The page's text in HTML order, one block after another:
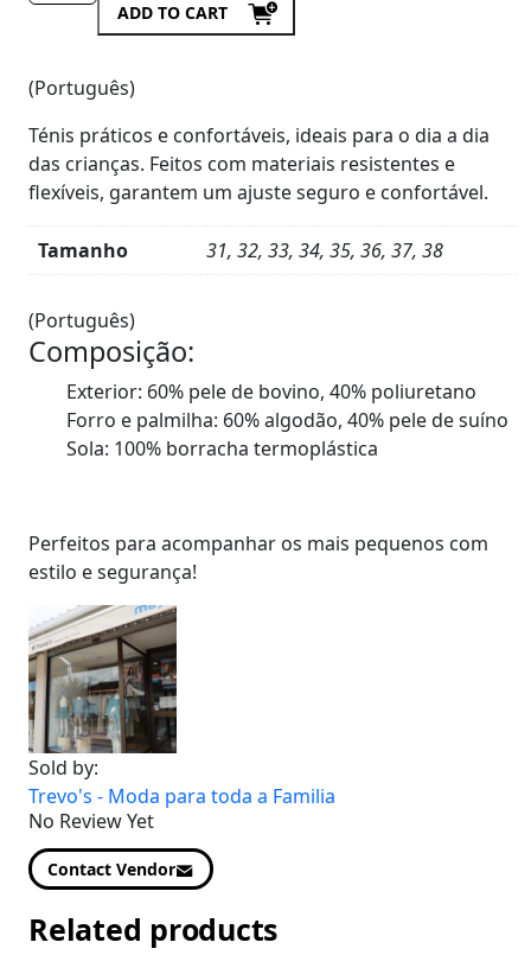
ADD TO CART
(Português)
Ténis práticos e confortáveis, ideais para o dia a dia
das crianças. Feitos com materiais resistentes e
flexíveis, garantem um ajuste seguro e confortável.
Tamanho
31, 32, 33, 34, 35, 36, 37, 38
Details
(Português)
Composição:
Exterior: 60% pele de bovino, 40% poliuretano
Forro e palmilha: 60% algodão, 40% pele de suíno
Sola: 100% borracha termoplástica
Perfeitos para acompanhar os mais pequenos com
estilo e segurança!
Sold by:
Trevo's - Moda para toda a Familia
No Review Yet
Contact Vendor
Related products